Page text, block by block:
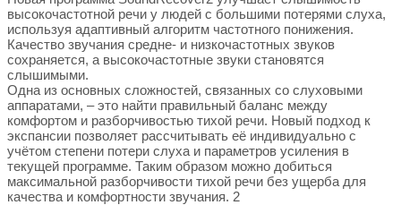
высокочастотной речи у людей с большими потерями слуха,
используя адаптивный алгоритм частотного понижения.
Качество звучания средне- и низкочастотных звуков
сохраняется, а высокочастотные звуки становятся
слышимыми.
Одна из основных сложностей, связанных со слуховыми
аппаратами, – это найти правильный баланс между
комфортом и разборчивостью тихой речи. Новый подход к
экспансии позволяет рассчитывать её индивидуально с
учётом степени потери слуха и параметров усиления в
текущей программе. Таким образом можно добиться
максимальной разборчивости тихой речи без ущерба для
качества и комфортности звучания. 2